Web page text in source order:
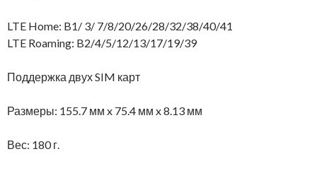
LTE Home: B1/ 3/ 7/8/20/26/28/32/38/40/41
LTE Roaming: B2/4/5/12/13/17/19/39
Поддержка двух SIM карт
Размеры: 155.7 мм x 75.4 мм x 8.13 мм
Вес: 180 г.